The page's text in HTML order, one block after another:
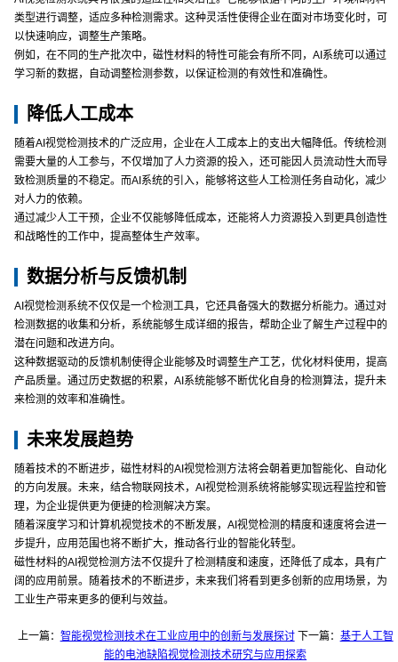
类型进行调整，适应多种检测需求。这种灵活性使得企业在面对市场变化时，可
以快速响应，调整生产策略。
例如，在不同的生产批次中，磁性材料的特性可能会有所不同，AI系统可以通过
学习新的数据，自动调整检测参数，以保证检测的有效性和准确性。
降低人工成本
随着AI视觉检测技术的广泛应用，企业在人工成本上的支出大幅降低。传统检测
需要大量的人工参与，不仅增加了人力资源的投入，还可能因人员流动性大而导
致检测质量的不稳定。而AI系统的引入，能够将这些人工检测任务自动化，减少
对人力的依赖。
通过减少人工干预，企业不仅能够降低成本，还能将人力资源投入到更具创造性
和战略性的工作中，提高整体生产效率。
数据分析与反馈机制
AI视觉检测系统不仅仅是一个检测工具，它还具备强大的数据分析能力。通过对
检测数据的收集和分析，系统能够生成详细的报告，帮助企业了解生产过程中的
潜在问题和改进方向。
这种数据驱动的反馈机制使得企业能够及时调整生产工艺，优化材料使用，提高
产品质量。通过历史数据的积累，AI系统能够不断优化自身的检测算法，提升未
来检测的效率和准确性。
未来发展趋势
随着技术的不断进步，磁性材料的AI视觉检测方法将会朝着更加智能化、自动化
的方向发展。未来，结合物联网技术，AI视觉检测系统将能够实现远程监控和管
理，为企业提供更为便捷的检测解决方案。
随着深度学习和计算机视觉技术的不断发展，AI视觉检测的精度和速度将会进一
步提升，应用范围也将不断扩大，推动各行业的智能化转型。
磁性材料的AI视觉检测方法不仅提升了检测精度和速度，还降低了成本，具有广
阔的应用前景。随着技术的不断进步，未来我们将看到更多创新的应用场景，为
工业生产带来更多的便利与效益。
上一篇： 智能视觉检测技术在工业应用中的创新与发展探讨下一篇： 基于人工智
能的电池缺陷视觉检测技术研究与应用探索